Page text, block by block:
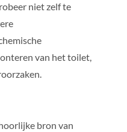
niet zelf te
van het toilet,
bron van